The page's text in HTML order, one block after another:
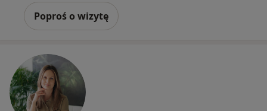
Poproś o wizytę